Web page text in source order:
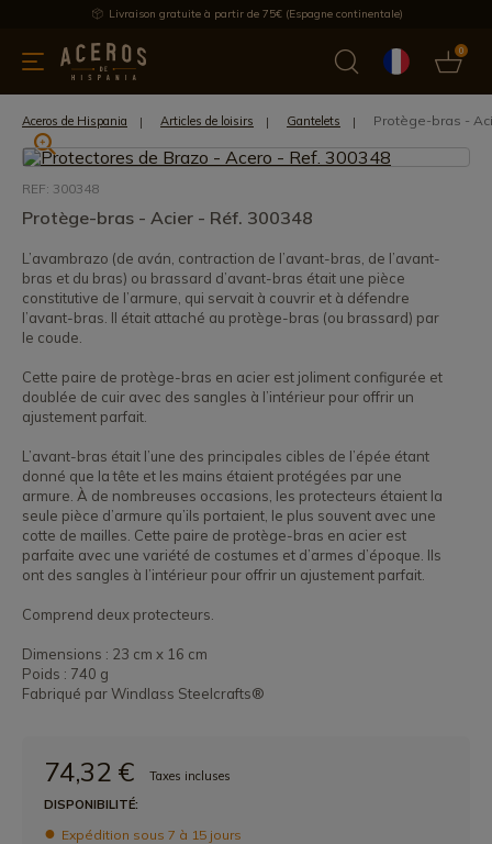
Livraison gratuite à partir de 75€ (Espagne continentale)
0
de cuisine Offre Dernières nouvelles Meilleures ventes
Aceros de Hispania Articles de loisirs Gantelets Protège-bras -
REF: 300348
Protège-bras - Acier - Réf. 300348
L’avambrazo (de aván, contraction de l’avant-bras, de l’avant-
bras et du bras) ou brassard d’avant-bras était une pièce
constitutive de l’armure, qui servait à couvrir et à défendre
l’avant-bras. Il était attaché au protège-bras (ou brassard) par
le coude.
Cette paire de protège-bras en acier est joliment configurée et
doublée de cuir avec des sangles à l’intérieur pour offrir un
ajustement parfait.
L’avant-bras était l’une des principales cibles de l’épée étant
donné que la tête et les mains étaient protégées par une
armure. À de nombreuses occasions, les protecteurs étaient la
seule pièce d’armure qu’ils portaient, le plus souvent avec une
cotte de mailles. Cette paire de protège-bras en acier est
parfaite avec une variété de costumes et d’armes d’époque. Ils
ont des sangles à l’intérieur pour offrir un ajustement parfait.
Comprend deux protecteurs.
Dimensions : 23 cm x 16 cm
Poids : 740 g
Fabriqué par Windlass Steelcrafts®
74,32 €
Taxes incluses
DISPONIBILITÉ:
Expédition sous 7 à 15 jours